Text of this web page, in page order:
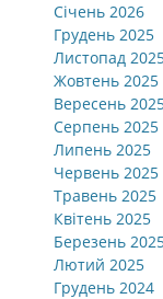
Січень 2026
Грудень 2025
Листопад
Жовтень 2025
Вересень
Серпень 2025
Липень 2025
Червень 2025
Травень 2025
Квітень 2025
Березень
Лютий 2025
Грудень 2024